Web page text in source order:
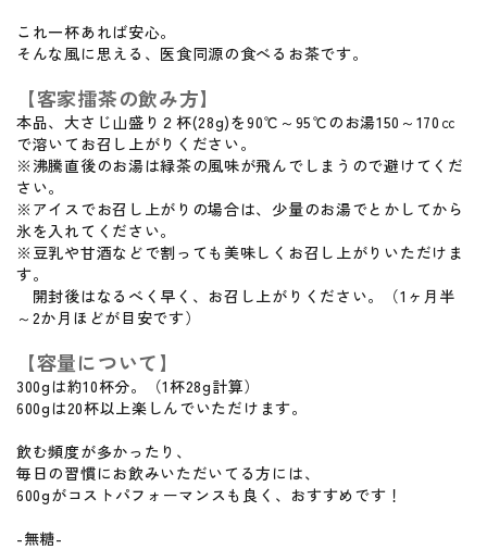
これ一杯あれば安心。
そんな風に思える、医食同源の食べるお茶です。
【客家擂茶の飲み方】
本品、大さじ山盛り２杯(28g)を90℃～95℃のお湯150～170㏄
で溶いてお召し上がりください。
※沸騰直後のお湯は緑茶の風味が飛んでしまうので避けてくだ
さい。
※アイスでお召し上がりの場合は、少量のお湯でとかしてから
氷を入れてください。
※豆乳や甘酒などで割っても美味しくお召し上がりいただけま
す。
開封後はなるべく早く、お召し上がりください。（1ヶ月半
～2か月ほどが目安です）
【容量について】
300gは約10杯分。（1杯28g計算）
600gは20杯以上楽しんでいただけます。
飲む頻度が多かったり、
毎日の習慣にお飲みいただいてる方には、
600gがコストパフォーマンスも良く、おすすめです！
-無糖-